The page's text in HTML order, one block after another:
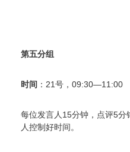
第五分组
时间 ：21号，09:30—11:00
每位发言人15分钟，点评5
人控制好时间。